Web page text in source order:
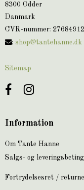
8300 Odder
Danmark
CVR-nummer: 27684912
: shop@tantehanne.dk
Sitemap
Information
Om Tante Hanne
Salgs- og
Fortrydelsesret /